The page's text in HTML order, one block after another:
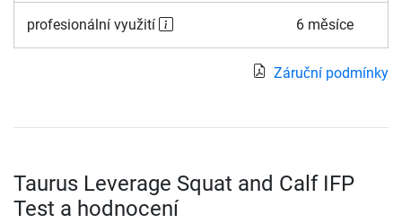
profesionální využití 6 měsíce
Záruční podmínky
Taurus Leverage Squat and Calf IFP
Test a hodnocení